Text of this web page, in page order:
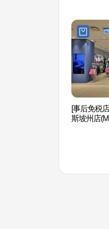
[事后免税
斯坡州店